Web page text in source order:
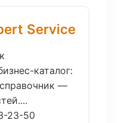
Service
каталог:
—
23-50